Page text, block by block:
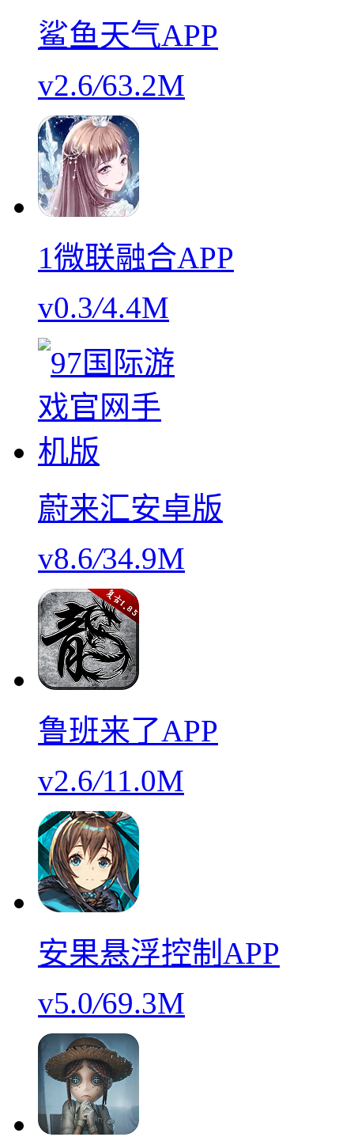
鲨鱼天气APP
v2.6/63.2M
1微联融合APP
v0.3/4.4M
蔚来汇安卓版
v8.6/34.9M
鲁班来了APP
v2.6/11.0M
安果悬浮控制APP
v5.0/69.3M